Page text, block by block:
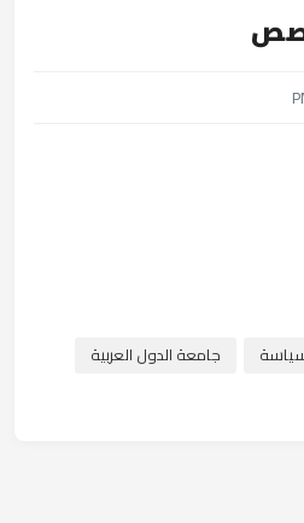
جامعة الدول العربية